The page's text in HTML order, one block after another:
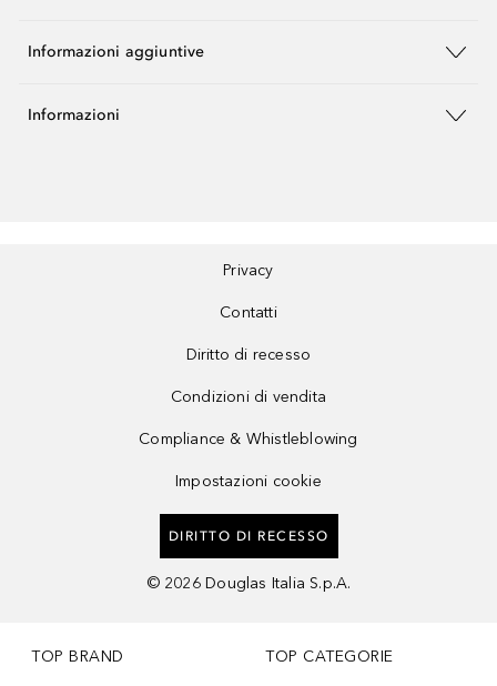
Informazioni aggiuntive
Informazioni
Privacy
Contatti
Diritto di recesso
Condizioni di vendita
Compliance & Whistleblowing
Impostazioni cookie
DIRITTO DI RECESSO
© 2026 Douglas Italia S.p.A.
TOP BRAND TOP CATEGORIE